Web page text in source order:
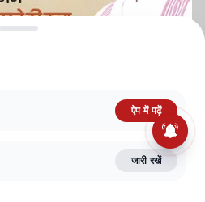
TERMS AND CONDITIONS
FACT CHECKING POLICY
ऐप में पढ़ें
जारी रखें